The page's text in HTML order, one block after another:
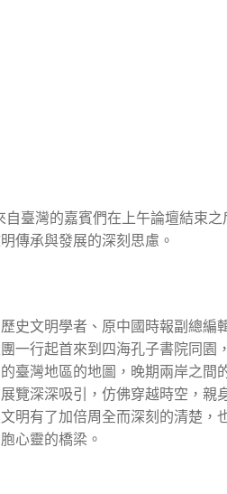
臺灣的嘉賓們在上午論壇結束
傳承與發展的深刻思慮。
文明學者、原中國時報副總編
一行起首來到四海孔子書院同園
臺灣地區的地圖，晚期兩岸之間
覽深深吸引，仿佛穿越時空，親
明有了加倍周全而深刻的清楚，
心靈的橋梁。